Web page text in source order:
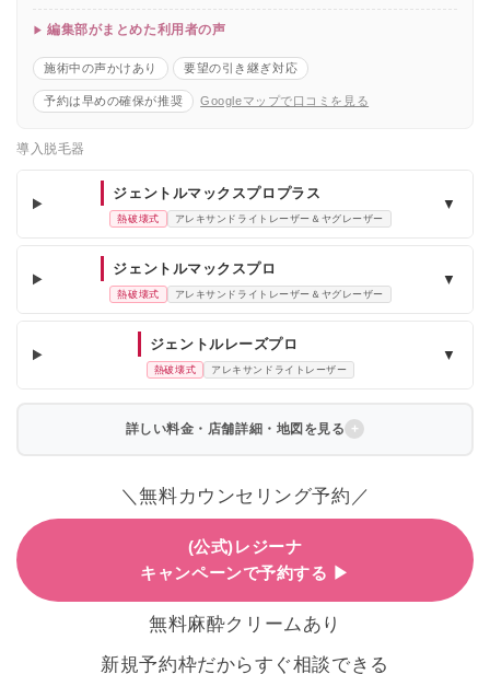
編集部がまとめた利用者の声
施術中の声かけあり 要望の引き継ぎ対応
予約は早めの確保が推奨 Googleマップで口コミを見る
導入脱毛器
ジェントルマックスプロプラス
熱破壊式 アレキサンドライトレーザー＆ヤグレーザー
▼
ジェントルマックスプロ
熱破壊式 アレキサンドライトレーザー＆ヤグレーザー
▼
ジェントルレーズプロ
熱破壊式 アレキサンドライトレーザー
▼
詳しい料金・店舗詳細・地図を見る
＼無料カウンセリング予約／
(公式)レジーナ
キャンペーンで予約する ▶
無料麻酔クリームあり
新規予約枠だからすぐ相談できる